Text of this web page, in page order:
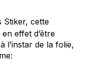
Stiker, cette
effet d’être
l’instar de la folie,